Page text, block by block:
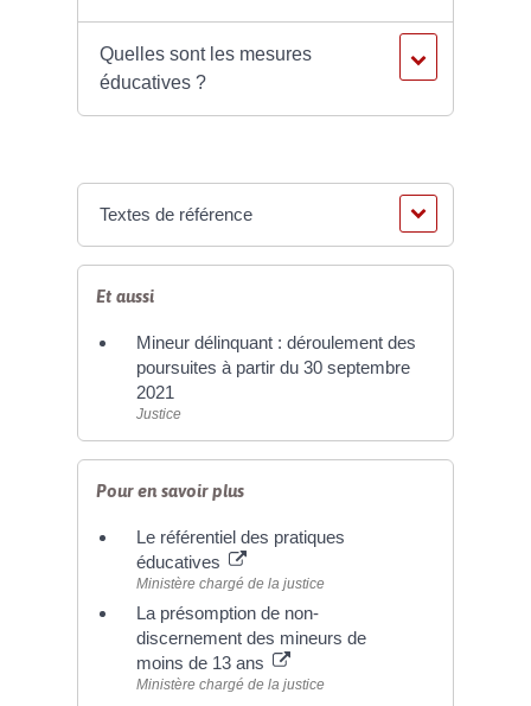
Quelles sont les mesures
éducatives ?
Textes de référence
Et aussi
Mineur délinquant : déroulement des
poursuites à partir du 30 septembre
2021
Justice
Pour en savoir plus
Le référentiel des pratiques
éducatives
Ministère chargé de la justice
La présomption de non-
discernement des mineurs de
moins de 13 ans
Ministère chargé de la justice